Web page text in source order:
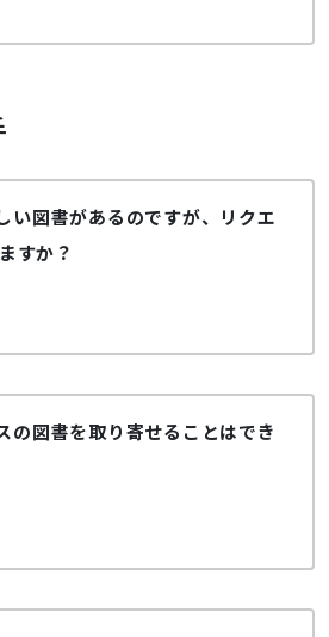
図書があるのですが、リクエ
すか？
図書を取り寄せることはでき